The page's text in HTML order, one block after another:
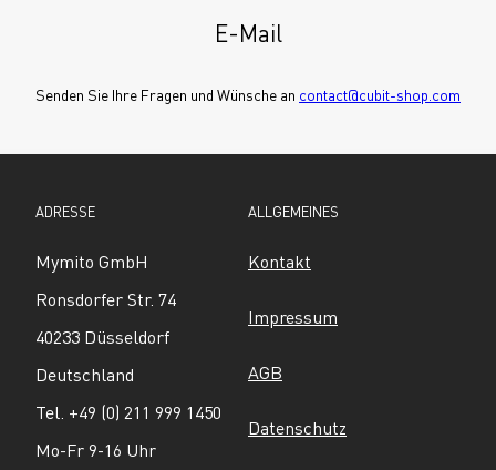
E-Mail
Senden Sie Ihre Fragen und Wünsche an contact@cubit-shop.com
ADRESSE
Mymito GmbH
Ronsdorfer Str. 74
40233 Düsseldorf
Deutschland
Tel. +49 (0) 211 999 1450
Mo-Fr 9-16 Uhr
ALLGEMEINES
Kontakt
Impressum
AGB
Datenschutz